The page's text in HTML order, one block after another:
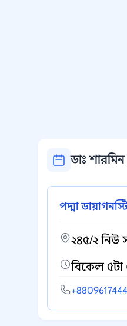
ডাঃ
পদ্মা
২৪৫/২ নিউ
বিকেল ৫টা